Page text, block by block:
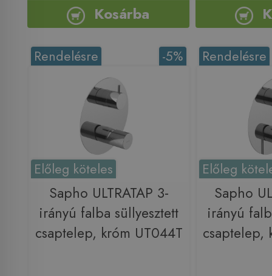
Kosárba
-5%
Rendelésre
Előleg köteles
Sapho ULTRATAP 3-
irányú falba süllyesztett
csaptelep, króm UT044T
Rendelésre
Előleg
Sapho
irányú
csaptelep,